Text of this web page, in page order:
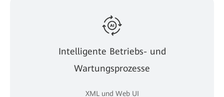
Intelligente Betriebs- und
Wartungsprozesse
XML und Web UI